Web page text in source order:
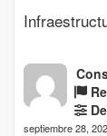
septiembre 28,